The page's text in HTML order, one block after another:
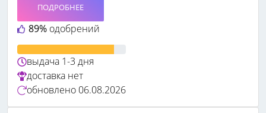
89% одобрений
ПОДРОБНЕЕ
выдача 1-3 дня
доставка нет
обновлено 06.08.2026